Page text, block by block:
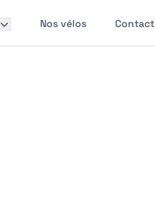
Nos vélos Contact